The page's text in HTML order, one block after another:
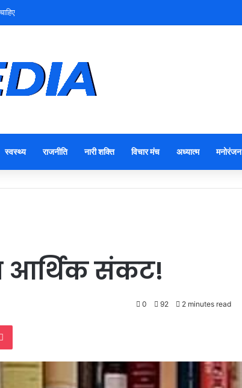
स्वस्थ्य राजनीति नारी शक्ति विचार मंच अध्यात्म मनोरंजन
आर्थिक संकट!
0 92 2 minutes read
Pocket